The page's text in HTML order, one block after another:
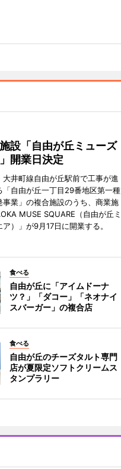
設「自由が丘ミューズ
開業日決定
大井町線自由が丘駅前で工事が進
「自由が丘一丁目29番地区第一種
事業」の複合施設のうち、商業施
MUSE SQUARE（自由が丘ミ
ア）」が9月17日に開業する。
食べる
自由が丘に「アイムドーナ
ツ？」「ダコー」「ネオナイ
スバーガー」の複合店
食べる
自由が丘のチーズタルト専門
店が夏限定ソフトクリームス
タンプラリー